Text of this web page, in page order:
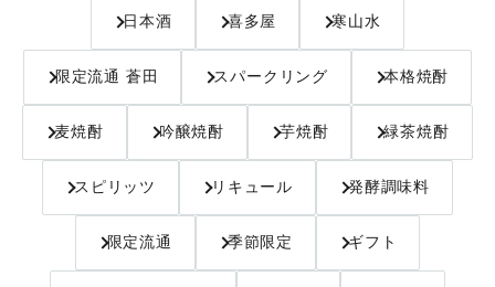
日本酒 喜多屋 寒山水
限定流通 蒼田 スパークリング 本格焼酎
麦焼酎 吟醸焼酎 芋焼酎 緑茶焼酎
スピリッツ リキュール 発酵調味料
限定流通 季節限定 ギフト